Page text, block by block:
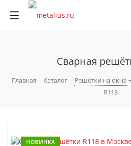
Сварная
Главная - Каталог - Решётки на окна
R118
НОВИНКА